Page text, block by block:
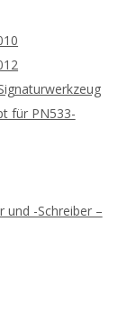
für PN533-
und -Schreiber –